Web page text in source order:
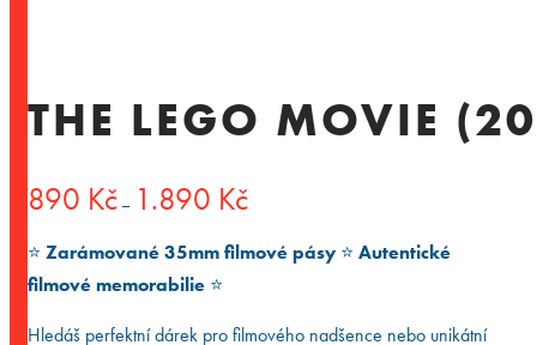
THE LEGO MOVIE
890 Kč – 1.890 Kčcen:
až
⭐️ Zarámované 35mm filmové pásy ⭐️ Autentické
filmové memorabilie ⭐️
Hledáš perfektní dárek pro filmového nadšence nebo unikátní